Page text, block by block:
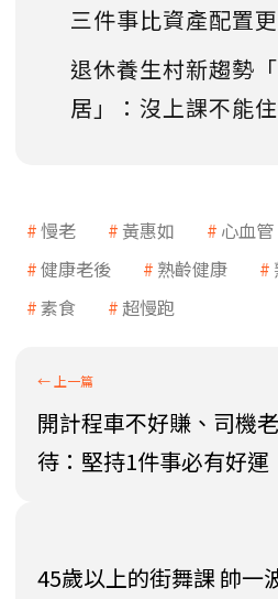
三件事比資產配置更
退休養生村新趨勢
居」：沒上課不能
慢老 黃惠如 心血管
健康老後
熟齡健康
素食
超慢跑
開計程車不好賺、司機
待：堅持1件事必有好運
45歲以上的街舞課 帥一